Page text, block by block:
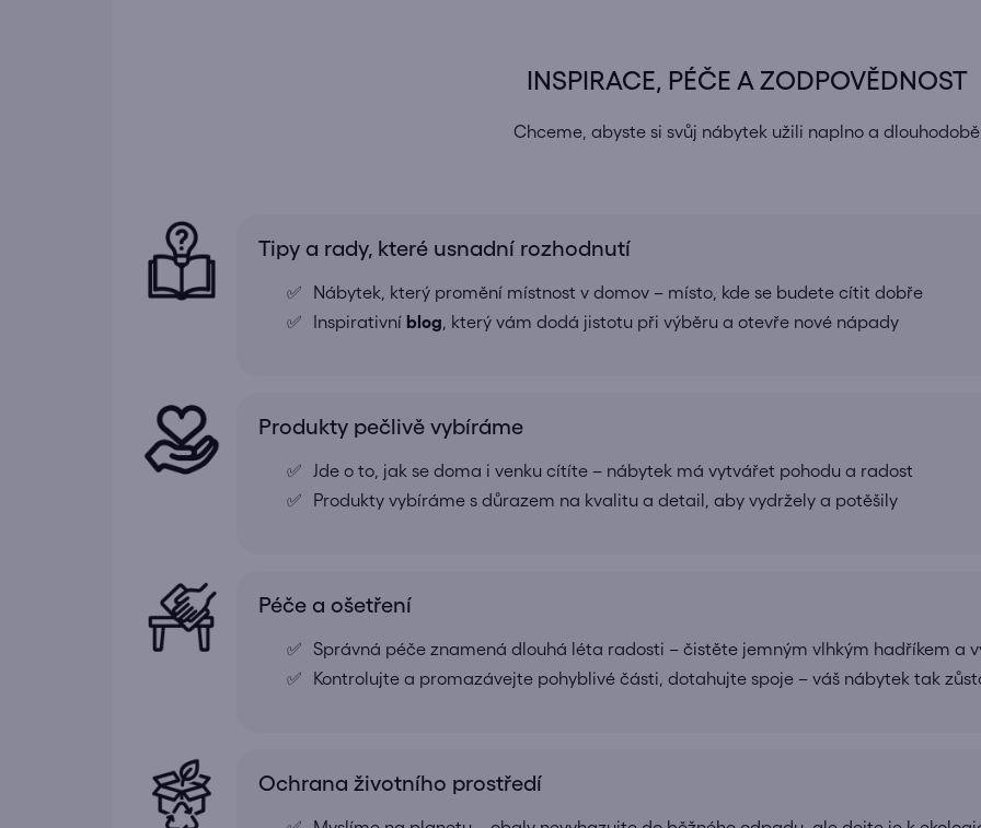
INSPIRACE, PÉČE A ZODPOVĚDNOST
Chceme, abyste si svůj nábytek užili naplno a dlouhodobě
Tipy a rady, které usnadní rozhodnutí
Nábytek, který promění místnost v domov – místo, kde se budete cítit dobře
Inspirativní blog , který vám dodá jistotu při výběru a otevře nové nápady
Produkty pečlivě vybíráme
Jde o to, jak se doma i venku cítíte – nábytek má vytvářet pohodu a radost
Produkty vybíráme s důrazem na kvalitu a detail, aby vydržely a potěšily
Péče a ošetření
Správná péče znamená dlouhá léta radosti – čistěte jemným vlhkým hadříkem a
Kontrolujte a promazávejte pohyblivé části, dotahujte spoje – váš nábytek tak
Ochrana životního prostředí